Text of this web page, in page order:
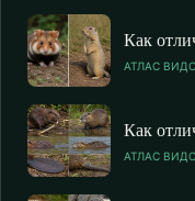
Как
АТЛАС
Как
АТЛАС